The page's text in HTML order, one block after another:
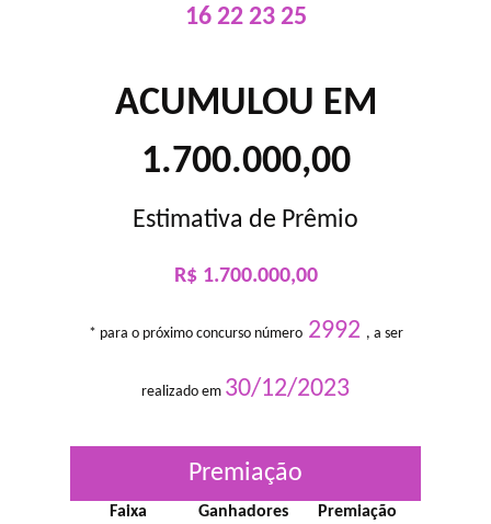
16 22 23 25
ACUMULOU EM
1.700.000,00
Estimativa de Prêmio
R$ 1.700.000,00
* para o próximo concurso número2992 , a ser
realizado em 30/12/2023
Premiação
Faixa Ganhadores
Premiação